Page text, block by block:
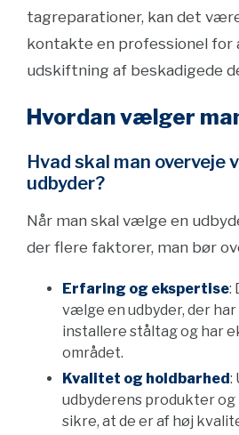
tagreparationer, kan det
kontakte en professionel
udskiftning af beskadigede
Hvordan vælger
Hvad skal man overveje
udbyder?
Når man skal vælge en
der flere faktorer, man bør
Erfaring og ekspertise:
vælge en udbyder, der
installere ståltag og har
området.
Kvalitet og holdbarhed:
udbyderens produkter
sikre, at de er af høj